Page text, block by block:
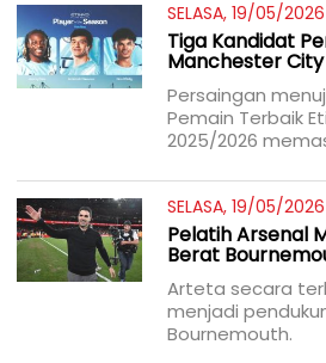
SELASA, 19/05/
Tiga Kandidat
Manchester
Persaingan
Pemain Terbaik
2025/2026
SELASA, 19/05/
Pelatih Arsenal
Berat
Arteta secara
menjadi
Bournemouth.